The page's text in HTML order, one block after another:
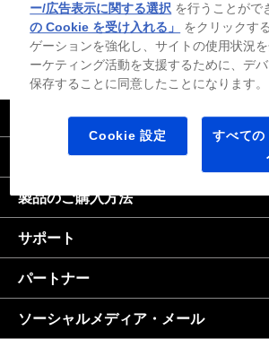
的にアップデートされ、有効になります。高速インタ
ントが必要になります。ISPの料金が適用され、今後ア
加される場合があります。http://www.windows.com 外
ださい。
｜United States HP.com
会社情報
製品のご購入方法
サポート
パートナー
ソーシャルメディア・メール
ー/広告表示に関する選択 を行うことがで
の Cookie を受け入れる」
をクリックす
ゲーションを強化し、サイトの使用状況
ーケティング活動を支援するために、デ
保存することに同意したことになります。
Cookie 設定
すべて